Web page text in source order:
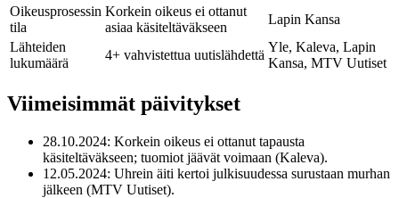
Oikeusprosessin
tila
Korkein oikeus ei ottanut
asiaa käsiteltäväkseen
Lapin Kansa
Lähteiden
lukumäärä
4+ vahvistettua uutislähdettä
Yle, Kaleva, Lapin
Kansa, MTV Uutiset
Viimeisimmät päivitykset
28.10.2024: Korkein oikeus ei ottanut tapausta
käsiteltäväkseen; tuomiot jäävät voimaan (Kaleva).
12.05.2024: Uhrein äiti kertoi julkisuudessa surustaan murhan
jälkeen (MTV Uutiset).